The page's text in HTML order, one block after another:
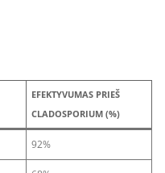
EFEKTYVUMAS PRIEŠ
CLADOSPORIUM (%)
92%